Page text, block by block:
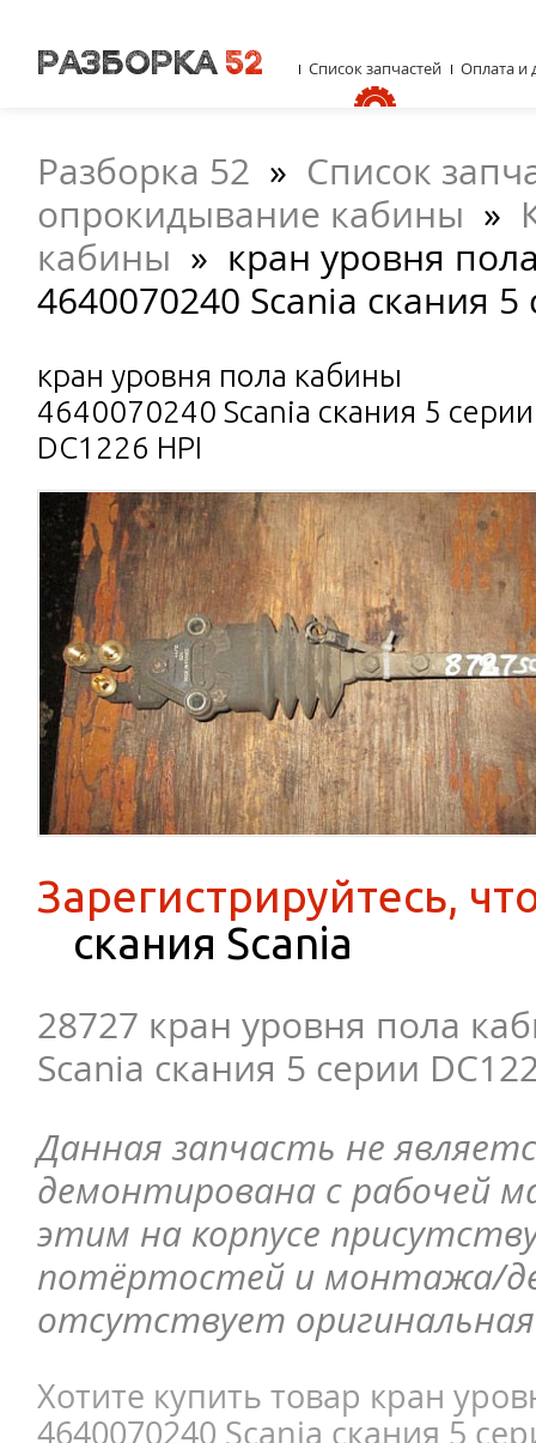
Разборка 52 » Список
опрокидывание кабины »
кабины » кран уровня
4640070240 Scania скания 5
кран уровня пола кабины
4640070240 Scania скания 5 серии
DC1226 HPI
Зарегистрируйтесь,
скания Scania
28727 кран уровня пола
Scania скания 5 серии
Данная запчасть не
демонтирована с рабочей
этим на корпусе
потёртостей и монтажа/
отсутствует оригинальная
Хотите купить товар кран
4640070240 Scania скания 5
Список запчастей Оплата и